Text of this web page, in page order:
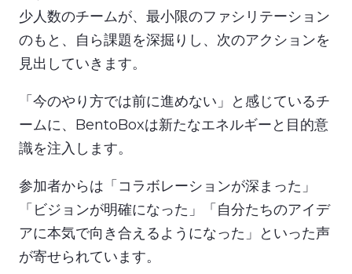
少人数のチームが、最小限のファシリテーション
のもと、自ら課題を深掘りし、次のアクションを
見出していきます。
「今のやり方では前に進めない」と感じているチ
ームに、BentoBoxは新たなエネルギーと目的意
識を注入します。
参加者からは「コラボレーションが深まった」
「ビジョンが明確になった」「自分たちのアイデ
アに本気で向き合えるようになった」といった声
が寄せられています。